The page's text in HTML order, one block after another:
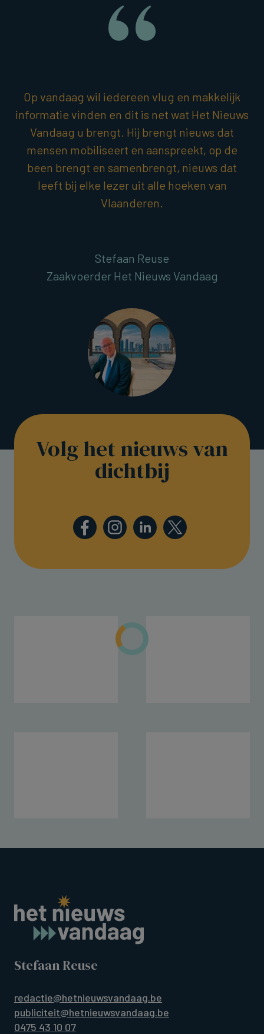
Op vandaag wil iedereen vlug en makkelijk
informatie vinden en dit is net wat Het Nieuws
Vandaag u brengt. Hij brengt nieuws dat
mensen mobiliseert en aanspreekt, op de
been brengt en samenbrengt, nieuws dat
leeft bij elke lezer uit alle hoeken van
Vlaanderen.
Stefaan Reuse
Zaakvoerder Het Nieuws Vandaag
Volg het nieuws van
dichtbij
Stefaan Reuse
redactie@hetnieuwsvandaag.be
publiciteit@hetnieuwsvandaag.be
0475 43 10 07